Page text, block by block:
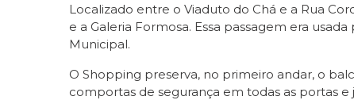
Localizado entre o Viaduto do Chá e a Rua
e a Galeria Formosa. Essa passagem era
Municipal.
O Shopping preserva, no primeiro andar, o
comportas de segurança em todas as portas e